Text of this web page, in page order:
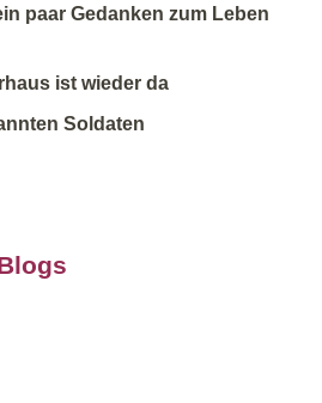
paar Gedanken zum Leben
ist wieder da
Soldaten